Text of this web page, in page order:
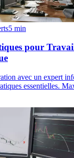
5 min
pour
avec un expert
essentielles.